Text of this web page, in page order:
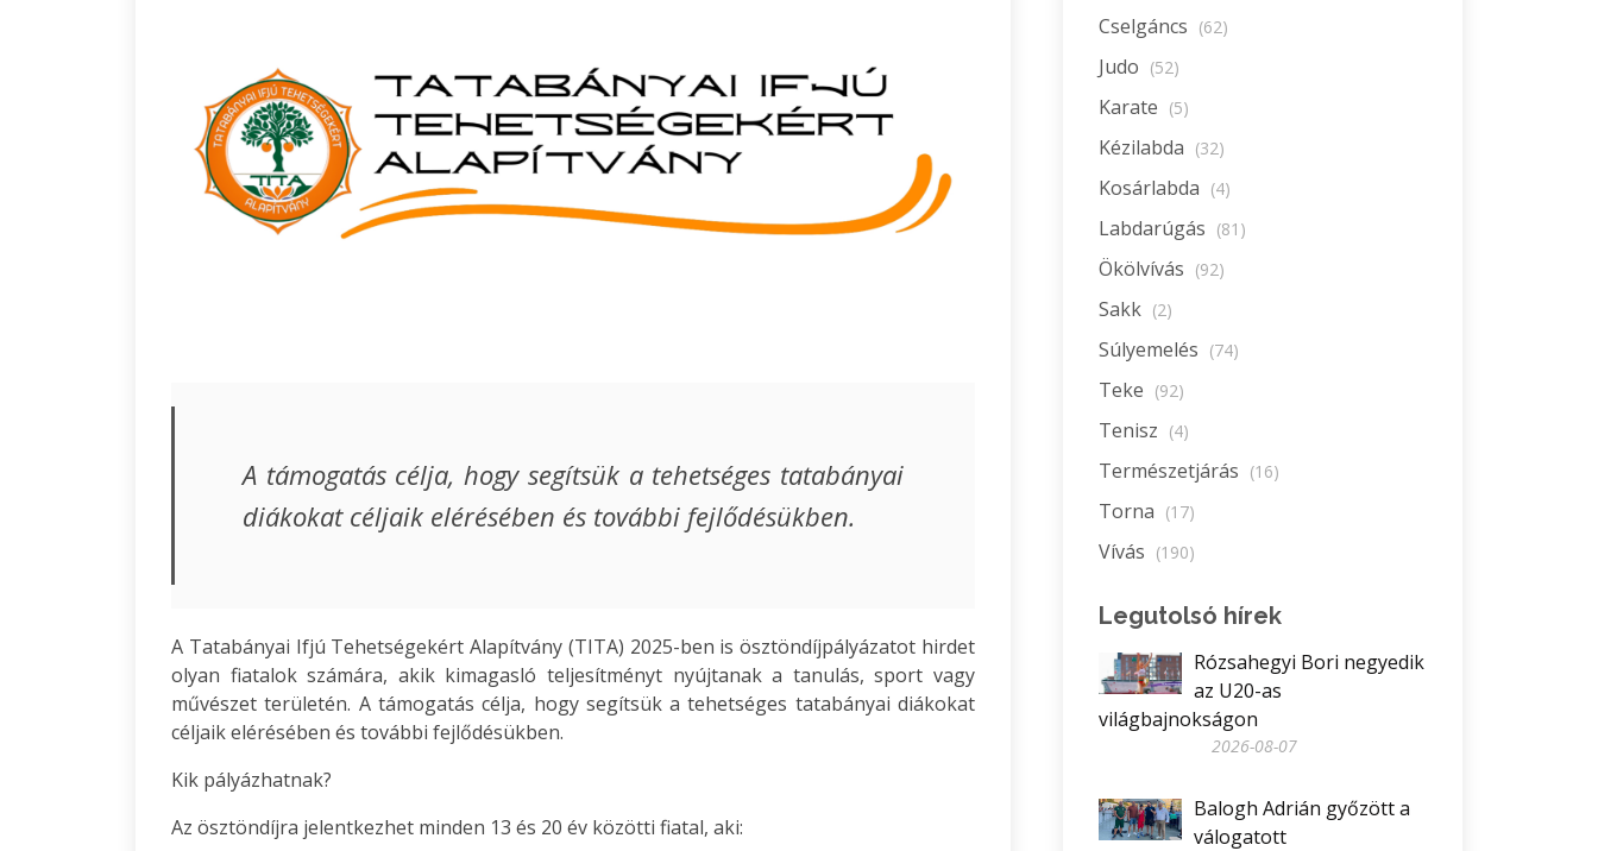
A támogatás célja, hogy segítsük a tehetséges tatabányai
diákokat céljaik elérésében és további fejlődésükben.
A Tatabányai Ifjú Tehetségekért Alapítvány (TITA) 2025-ben is ösztöndíjpályázatot hirdet
olyan fiatalok számára, akik kimagasló teljesítményt nyújtanak a tanulás, sport vagy
művészet területén. A támogatás célja, hogy segítsük a tehetséges tatabányai diákokat
céljaik elérésében és további fejlődésükben.
Kik pályázhatnak?
Az ösztöndíjra jelentkezhet minden 13 és 20 év közötti fiatal, aki:
Cselgáncs (62)
Judo (52)
Karate (5)
Kézilabda (32)
Kosárlabda (4)
Labdarúgás (81)
Ökölvívás (92)
Sakk (2)
Súlyemelés (74)
Teke (92)
Tenisz (4)
Természetjárás (16)
Torna (17)
Vívás (190)
Legutolsó hírek
Rózsahegyi Bori negyedik
az U20-as
világbajnokságon
2026-08-07
Balogh Adrián győzött a
válogatott